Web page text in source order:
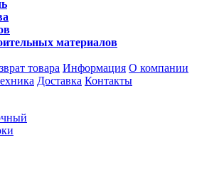
материалов
товара Информация О компании
Доставка Контакты